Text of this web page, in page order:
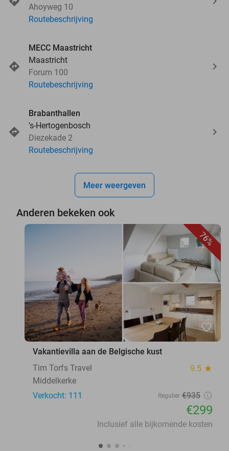
Ahoyweg 10
Routebeschrijving
MECC Maastricht
Maastricht
Forum 100
Routebeschrijving
Brabanthallen
's-Hertogenbosch
Diezekade 2
Routebeschrijving
Meer weergeven
Anderen bekeken ook
76%
favorite_border
Vakantievilla aan de Belgische kust
Tim Torfs Travel
9.5 star
Middelkerke
Verkocht: 111
Regulier €935
€299
Inclusief alle bijkomende kosten